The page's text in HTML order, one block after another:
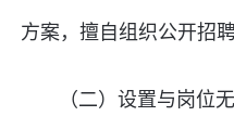
方案，擅自组织公开招聘
（二）设置与岗位